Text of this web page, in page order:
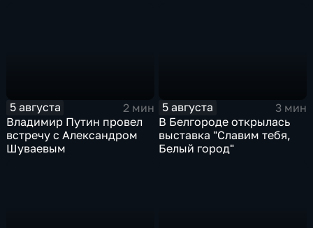
5 августа
2 мин
Владимир Путин провел
встречу с Александром
Шуваевым
5 августа
3 мин
В Белгороде открылась
выставка "Славим тебя,
Белый город"